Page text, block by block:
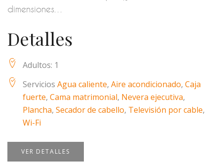
dimensiones…
Detalles
Adultos: 1
Servicios Agua caliente,Aire acondicionado,Caja
fuerte,Cama matrimonial, Nevera ejecutiva,
Plancha,Secador de cabello, Televisión por cable,
Wi-Fi
VER DETALLES